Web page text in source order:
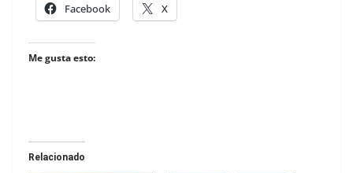
Facebook X
Me gusta esto:
Relacionado